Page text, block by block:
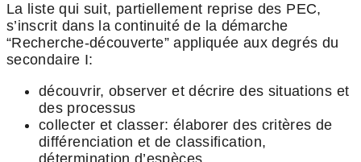
La liste qui suit, partiellement reprise des PEC,
s’inscrit dans la continuité de la démarche
“Recherche-découverte” appliquée aux degrés du
secondaire I:
découvrir, observer et décrire des situations et
des processus
collecter et classer: élaborer des critères de
différenciation et de classification,